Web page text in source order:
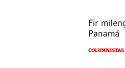
Fir
Panamá
COLUMNISTAS